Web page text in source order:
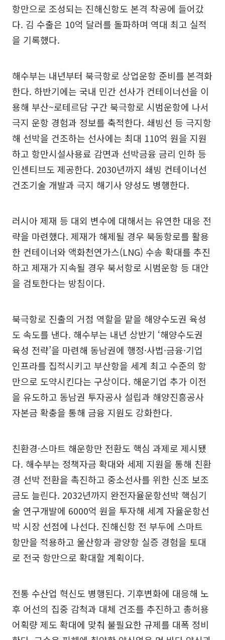
항만으로 조성되는 진해신항도 본격 착공에 들어갔
다. 김 수출은 10억 달러를 돌파하며 역대 최고 실적
을 기록했다.
해수부는 내년부터 북극항로 상업운항 준비를 본격화
한다. 하반기에는 국내 민간 선사가 컨테이너선을 이
용해 부산~로테르담 구간 북극항로 시범운항에 나서
극지 운항 경험과 정보를 축적한다. 쇄빙선 등 극지항
해 선박을 건조하는 선사에는 최대 110억 원을 지원
하고 항만시설사용료 감면과 선박금융 금리 인하 등
인센티브도 제공한다. 2030년까지 쇄빙 컨테이너선
건조기술 개발과 극지 해기사 양성도 병행한다.
러시아 제재 등 대외 변수에 대해서는 유연한 대응 전
략을 마련했다. 제재가 해제될 경우 북동항로를 활용
한 컨테이너와 액화천연가스(LNG) 수송 확대를 추진
하고 제재가 지속될 경우 북서항로 시범운항 등 대안
을 검토한다는 방침이다.
북극항로 진출의 거점 역할을 맡을 해양수도권 육성
도 속도를 낸다. 해수부는 내년 상반기 ‘해양수도권
육성 전략’을 마련해 동남권에 행정·사법·금융·기업
인프라를 집적시키고 부산항을 세계 최고 수준의 항
만으로 도약시킨다는 구상이다. 해운기업 추가 이전
을 유도하고 동남권 투자공사 설립과 해양진흥공사
자본금 확충을 통해 금융 지원도 강화한다.
친환경·스마트 해운항만 전환도 핵심 과제로 제시됐
다. 해수부는 정책자금 확대와 세제 지원을 통해 친환
경 선박 전환을 촉진하고 중소선사를 위한 신조 보조
금도 늘린다. 2032년까지 완전자율운항선박 핵심기
술 연구개발에 6000억 원을 투자해 세계 자율운항선
박 시장 선점에 나선다. 진해신항 전 부두에 스마트
항만을 적용하고 울산항과 광양항 실증 경험을 토대
로 전국 항만으로 확대할 계획이다.
전통 수산업 혁신도 병행된다. 기후변화에 대응해 노
후 어선의 집중 감척과 대체 건조를 추진하고 총허용
어획량 제도 확대에 맞춰 불필요한 규제를 대폭 정비